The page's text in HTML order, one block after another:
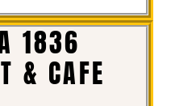
1836
& CAFE